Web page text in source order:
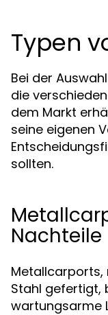
Typen
Bei der
die
dem Markt
seine eigenen
sollten.
Nachteile
Metallcarports,
Stahl gefertigt,
wartungsarme